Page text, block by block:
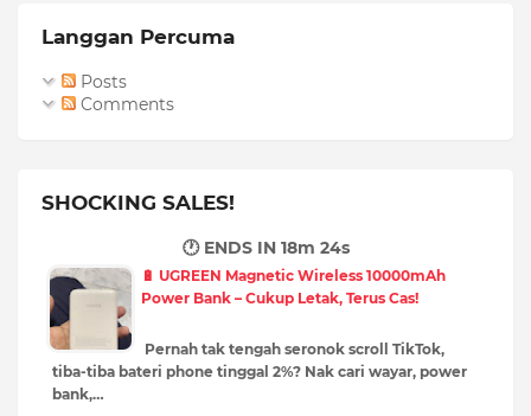
Langgan Percuma
Posts
Comments
SHOCKING SALES!
🕐 ENDS IN18m 22s
🔋 UGREEN Magnetic Wireless 10000mAh
Power Bank – Cukup Letak, Terus Cas!
Pernah tak tengah seronok scroll TikTok,
tiba-tiba bateri phone tinggal 2%? Nak cari wayar, power
bank,…